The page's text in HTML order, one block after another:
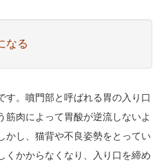
なる
す。噴門部と呼ばれる胃の入り口
筋肉によって胃酸が逆流しないよ
かし、猫背や不良姿勢をとってい
くかからなくなり、入り口を締め